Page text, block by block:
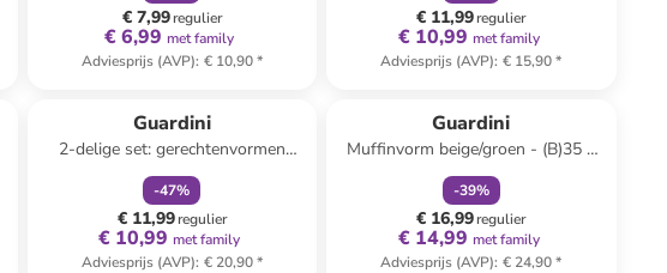
€ 7,99regulier
€ 6,99 met family
Adviesprijs (AVP): € 10,90*
€ 11,99regulier
€ 10,99 met family
Adviesprijs (AVP): € 15,90*
Guardini
2-delige set: gerechtenvormen
zilverkleurig
-47%
€ 11,99regulier
€ 10,99 met family
Adviesprijs (AVP): € 20,90*
Guardini
Muffinvorm beige/groen - (B)35 x
(H)27 x (D)3 cm
-39%
€ 16,99regulier
€ 14,99 met family
Adviesprijs (AVP): € 24,90*